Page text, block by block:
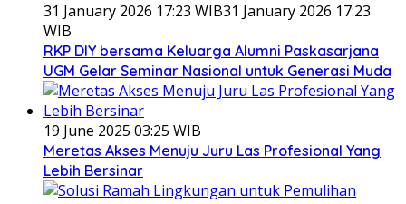
31 January 2026 17:23 WIB31 January 2026 17:23
WIB
RKP DIY bersama Keluarga Alumni Paskasarjana
UGM Gelar Seminar Nasional untuk Generasi Muda
19 June 2025 03:25 WIB
Meretas Akses Menuju Juru Las Profesional Yang
Lebih Bersinar